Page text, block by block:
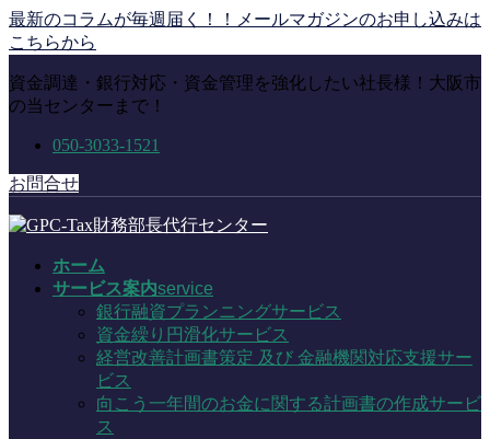
コ
ン
ン
ツ
動
ナ
ビ
ー
シ
に
移
動
最新のコラムが毎週届く！！メールマガジンのお申し込みは
こちらから
資金調達・銀行対応・資金管理を強化したい社長様！大阪市
の当センターまで！
050-3033-1521
お問合せ
ホーム
サービス案内service
銀行融資プランニングサービス
資金繰り円滑化サービス
経営改善計画書策定 及び 金融機関対応支援サー
ビス
向こう一年間のお金に関する計画書の作成サービ
ス